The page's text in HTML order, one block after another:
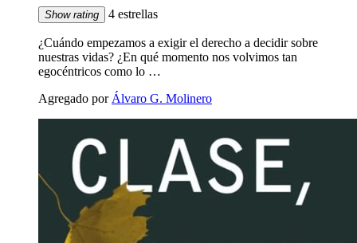
Show rating 4 estrellas
¿Cuándo empezamos a exigir el derecho a decidir sobre
nuestras vidas? ¿En qué momento nos volvimos tan
egocéntricos como lo …
Agregado por Álvaro G. Molinero